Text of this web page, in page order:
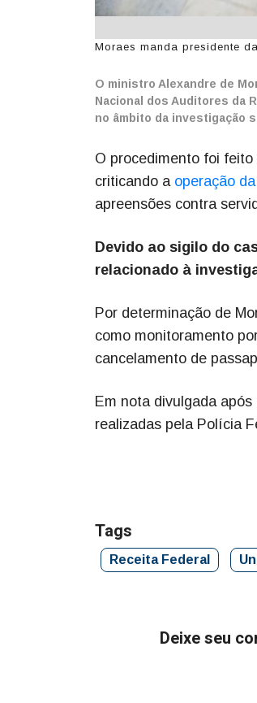
Moraes manda presidente
O ministro Alexandre de
Nacional dos Auditores da
no âmbito da investigação
O procedimento foi
criticando a operação
apreensões contra
Devido ao sigilo do
relacionado à
Por determinação de
como monitoramento
cancelamento de
Em nota divulgada
realizadas pela Polícia
Tags
Receita Federal
Deixe seu